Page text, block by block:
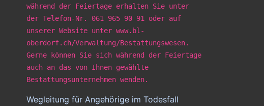
während der Feiertage erhalten Sie unter
der Telefon-Nr. 061 965 90 91 oder auf
unserer Website unter www.bl-
oberdorf.ch/Verwaltung/Bestattungswesen.
Gerne können Sie sich während der Feiertage
auch an das von Ihnen gewählte
Bestattungsunternehmen wenden.
Wegleitung für Angehörige im Todesfall